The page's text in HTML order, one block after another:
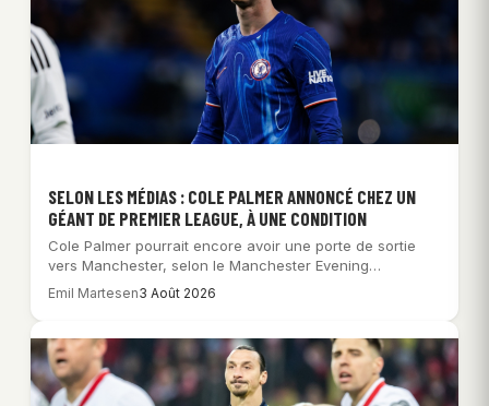
SELON LES MÉDIAS : COLE PALMER ANNONCÉ CHEZ UN
GÉANT DE PREMIER LEAGUE, À UNE CONDITION
Cole Palmer pourrait encore avoir une porte de sortie
vers Manchester, selon le Manchester Evening…
Emil Martesen3 Août 2026